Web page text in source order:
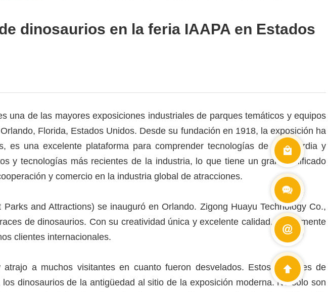
dinosaurios en la feria IAAPA en Estados
una de las mayores exposiciones industriales de parques temáticos y equipos
Florida, Estados Unidos. Desde su fundación en 1918, la exposición ha
una excelente plataforma para comprender tecnologías de vanguardia y
y tecnologías más recientes de la industria, lo que tiene un gran significado
y comercio en la industria global de atracciones.
and Attractions) se inauguró en Orlando. Zigong Huayu Technology Co.,
de dinosaurios. Con su creatividad única y excelente calidad, rápidamente
clientes internacionales.
a muchos visitantes en cuanto fueron desvelados. Estos disfraces de
dinosaurios de la antigüedad al sitio de la exposición moderna. No solo son
Wechat
+86
E-mail